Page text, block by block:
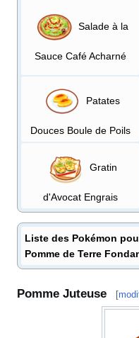
Salade à la
Sauce Café Acharné
Patates
Douces Boule de Poils
Gratin
d'Avocat Engrais
Liste des Pokémon
Pomme de Terre
Pomme Juteuse [